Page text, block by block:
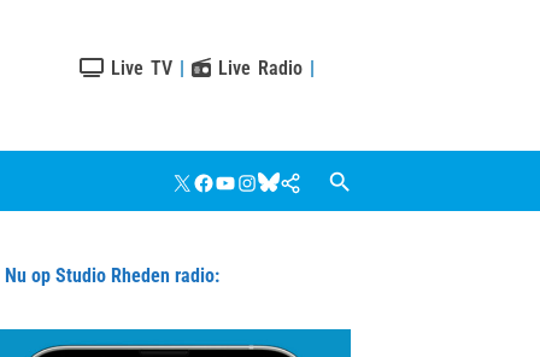
Live TV | Live Radio |
X Facebook
YouTube
Instagram
Bluesky
Google
Nieuws
Nu op Studio Rheden radio: